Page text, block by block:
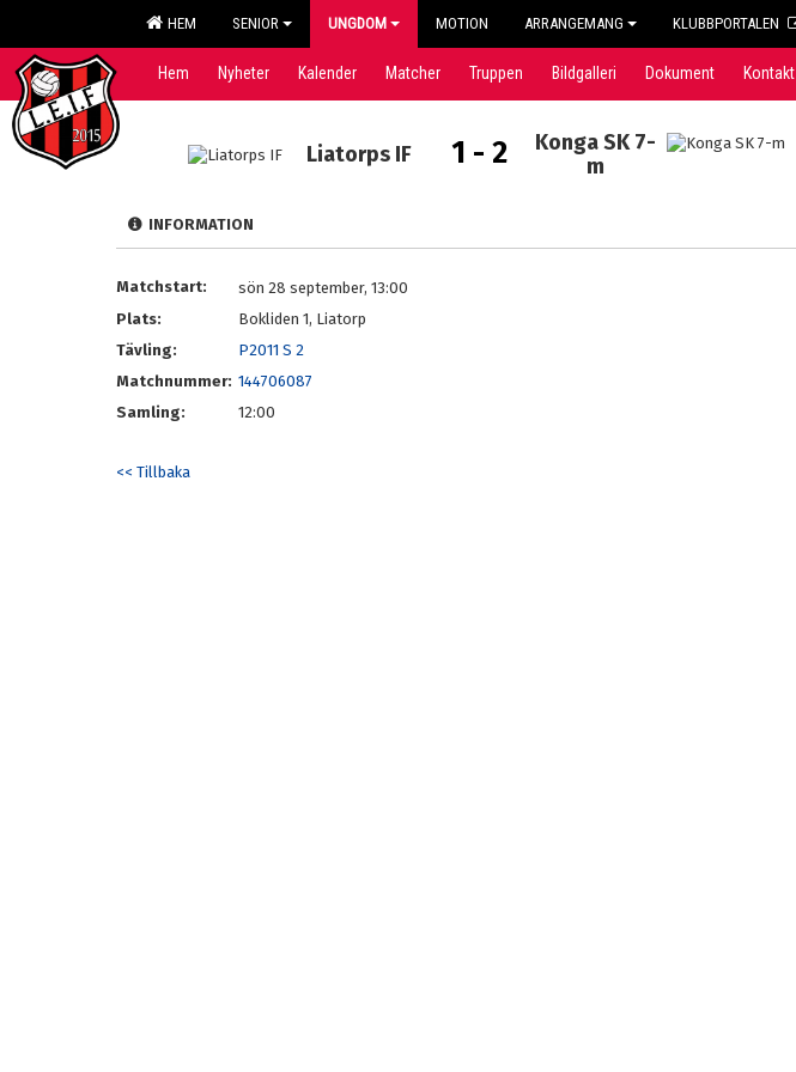
HEM SENIOR UNGDOM MOTION ARRANGEMANG KLUBBPORTALEN
Hem Nyheter Kalender Matcher Truppen Bildgalleri Dokument Kontakt
Liatorps IF 1 - 2
Konga SK 7-
m
INFORMATION
Matchstart:
sön 28 september, 13:00
Plats:
Bokliden 1, Liatorp
Tävling:
P2011 S 2
Matchnummer: 144706087
Samling:
12:00
<< Tillbaka